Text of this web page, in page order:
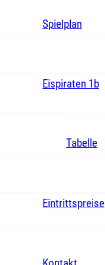
Spielplan
Eispiraten 1b
Tabelle
Eintrittspreise